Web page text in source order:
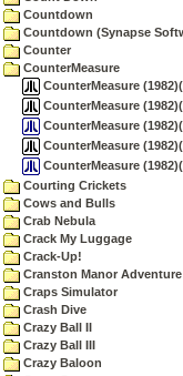
Countdown
Countdown (Synapse
Counter
CounterMeasure
CounterMeasure
CounterMeasure
CounterMeasure
CounterMeasure
CounterMeasure
Courting Crickets
Cows and Bulls
Crab Nebula
Crack My Luggage
Crack-Up!
Cranston Manor Adventure
Craps Simulator
Crash Dive
Crazy Ball II
Crazy Ball III
Crazy Baloon